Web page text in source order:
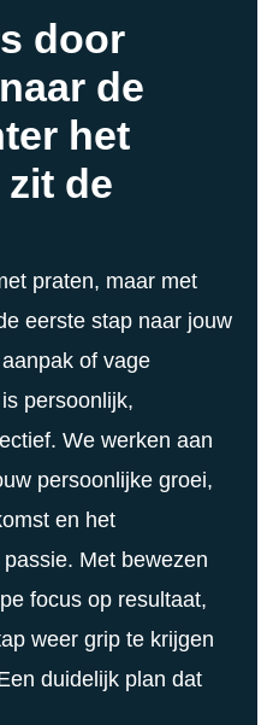
door
de
het
de
praten, maar met
eerste stap naar jouw
of vage
persoonlijk,
We werken aan
persoonlijke groei,
en het
Met bewezen
focus op resultaat,
weer grip te krijgen
duidelijk plan dat